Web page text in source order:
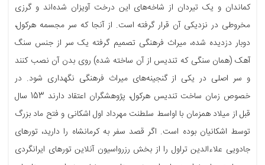
کماندان و یک تیردان از شاخه‌های این درخت آویزان شده‌اند و گرزی
مخروطی در نزدیکی آن قرار گرفته است. از آنجا که سر مجسمه هرکول،
دوبار دزدیده شده، میراث فرهنگی تصمیم گرفته یک سر از جنس سنگ
آهک (همان سنگی که تندیس از آن ساخته شده) روی بدن آن نصب کنند
و سر اصلی در یکی از گنجینه‌های میراث فرهنگی نگهداری شود. در
خصوص زمان ساخت تندیس هرکول، پژوهشگران اعتقاد دارند 153 سال
قبل از میلاد همزمان با اواسط سلطنت مهرداد اول اشکانی و فتح ماد بزرگ
توسط اشکانیان بوده است. اگر قصد سفر به کرمانشاه را دارید، تورهای
جادویی علاءالدین تراول را از بخش رزرواسیون آنلاین تورهای ایرانگردی